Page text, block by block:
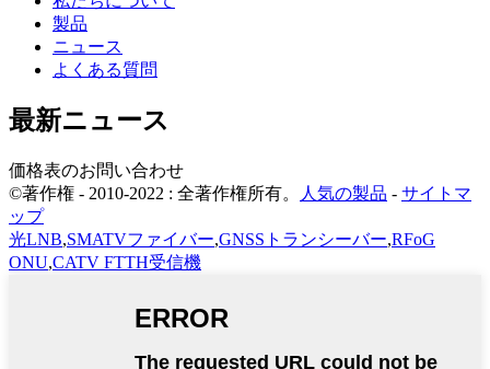
製品
ニュース
よくある質問
最新ニュース
価格表のお問い合わせ
©著作権 - 2010-2022 : 全著作権所有。
人気の製品 - サイトマ
ップ
光LNB,SMATVファイバー,GNSSトランシーバー,RFoG
ONU,CATV FTTH受信機